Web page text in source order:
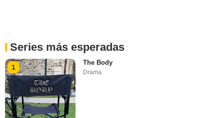
Series más esperadas
1
The Body
Drama